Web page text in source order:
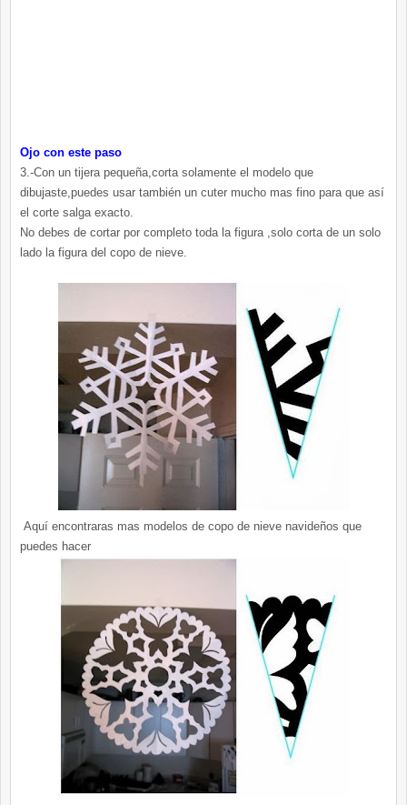
Ojo con este paso
3.-Con un tijera pequeña,corta solamente el modelo que
dibujaste,puedes usar también un cuter mucho mas fino para que así
el corte salga exacto.
No debes de cortar por completo toda la figura ,solo corta de un solo
lado la figura del copo de nieve.
Aquí encontraras mas modelos de copo de nieve navideños que
puedes hacer